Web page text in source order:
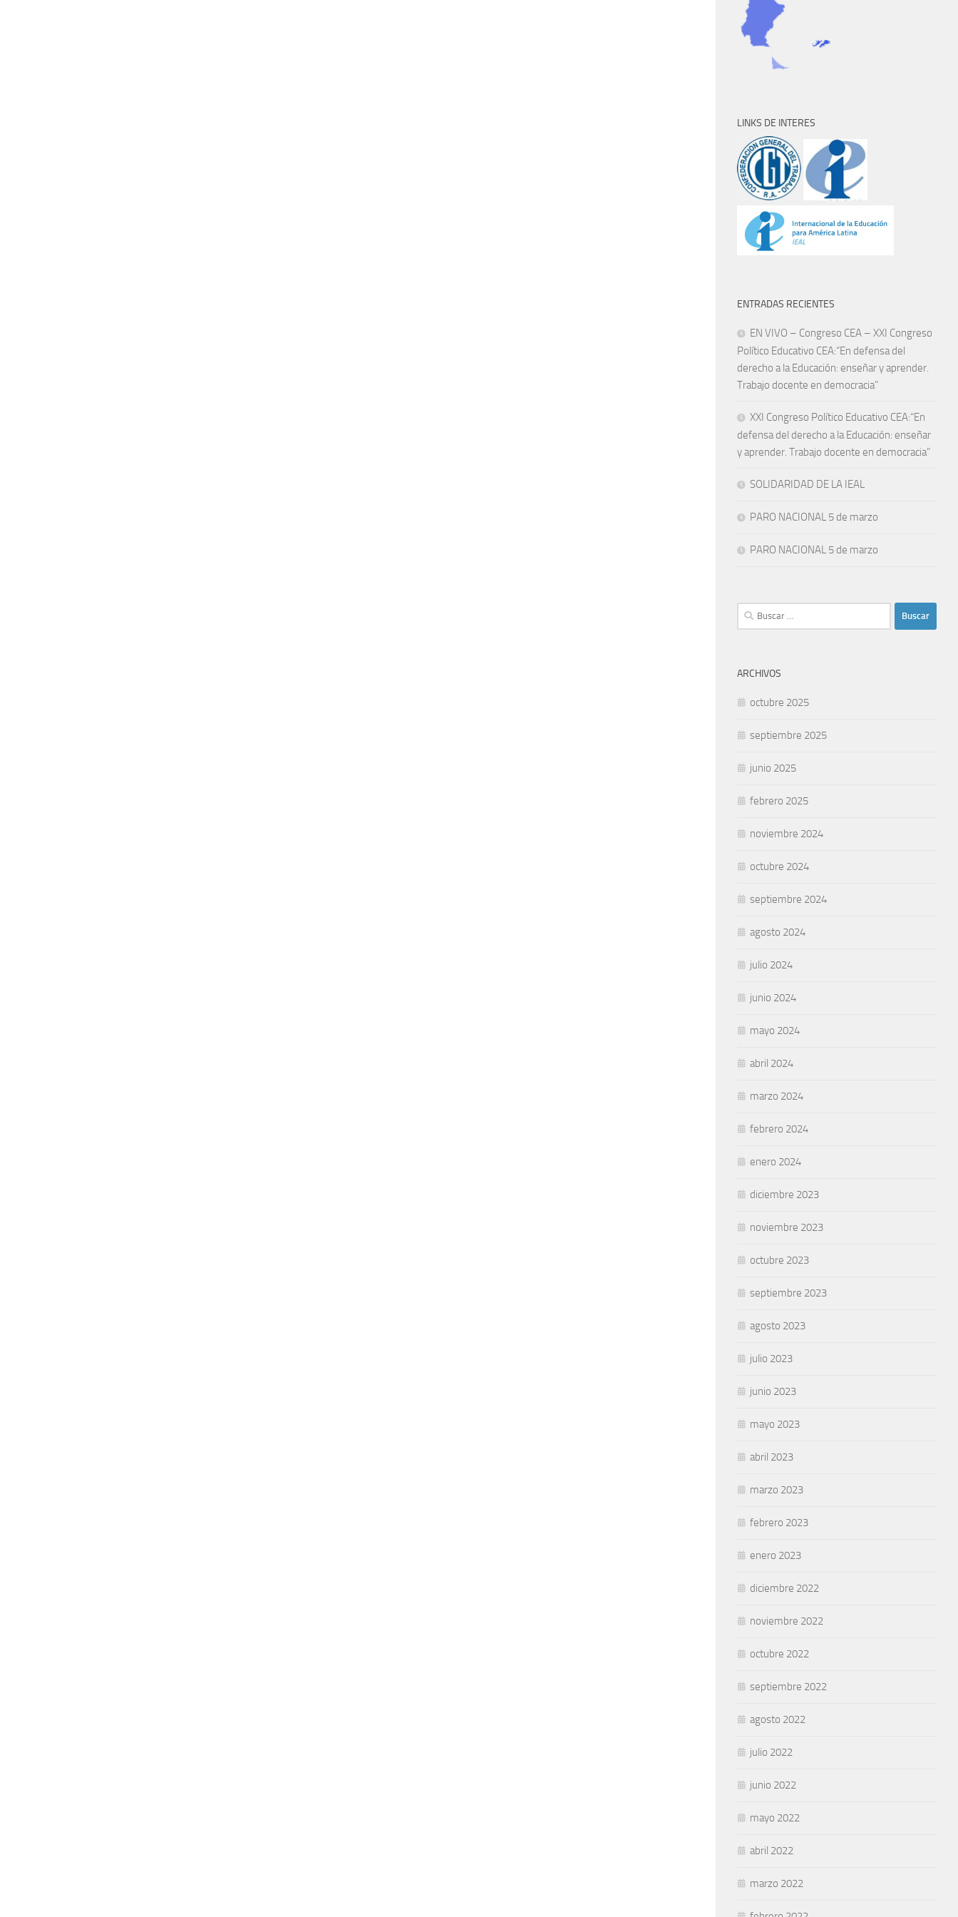
LINKS DE INTERES
ENTRADAS RECIENTES
EN VIVO – Congreso CEA – XXI Congreso
Político Educativo CEA:“En defensa del
derecho a la Educación: enseñar y aprender.
Trabajo docente en democracia”
XXI Congreso Político Educativo CEA:“En
defensa del derecho a la Educación: enseñar
y aprender. Trabajo docente en democracia”
SOLIDARIDAD DE LA IEAL
PARO NACIONAL 5 de marzo
PARO NACIONAL 5 de marzo
Buscar:
ARCHIVOS
octubre 2025
septiembre 2025
junio 2025
febrero 2025
noviembre 2024
octubre 2024
septiembre 2024
agosto 2024
julio 2024
junio 2024
mayo 2024
abril 2024
marzo 2024
febrero 2024
enero 2024
diciembre 2023
noviembre 2023
octubre 2023
septiembre 2023
agosto 2023
julio 2023
junio 2023
mayo 2023
abril 2023
marzo 2023
febrero 2023
enero 2023
diciembre 2022
noviembre 2022
octubre 2022
septiembre 2022
agosto 2022
julio 2022
junio 2022
mayo 2022
abril 2022
marzo 2022